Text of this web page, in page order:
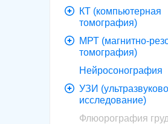
КТ (компьютерная
томография)
МРТ (магнитно-
томография)
Нейросонография
УЗИ
исследование)
Флюорография